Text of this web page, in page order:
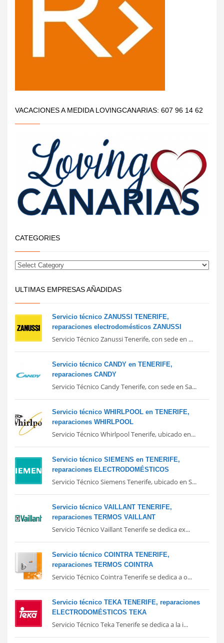
VACACIONES A MEDIDA LOVINGCANARIAS: 607 96 14 62
CATEGORIES
ULTIMAS EMPRESAS AÑADIDAS
Servicio técnico ZANUSSI TENERIFE,
reparaciones electrodomésticos ZANUSSI
Servicio Técnico Zanussi Tenerife, con sede en ...
Servicio técnico CANDY en TENERIFE,
reparaciones CANDY
Servicio Técnico Candy Tenerife, con sede en Sa...
Servicio técnico WHIRLPOOL en TENERIFE,
reparaciones WHIRLPOOL
Servicio Técnico Whirlpool Tenerife, ubicado en...
Servicio técnico SIEMENS en TENERIFE,
reparaciones ELECTRODOMÉSTICOS
Servicio Técnico Siemens Tenerife, ubicado en S...
Servicio técnico VAILLANT TENERIFE,
reparaciones TERMOS VAILLANT
Servicio Técnico Vaillant Tenerife se dedica ex...
Servicio técnico COINTRA TENERIFE,
reparaciones TERMOS COINTRA
Servicio Técnico Cointra Tenerife se dedica a o...
Servicio técnico TEKA TENERIFE, reparaciones
ELECTRODOMÉSTICOS TEKA
Servicio Técnico Teka Tenerife se dedica a la i...